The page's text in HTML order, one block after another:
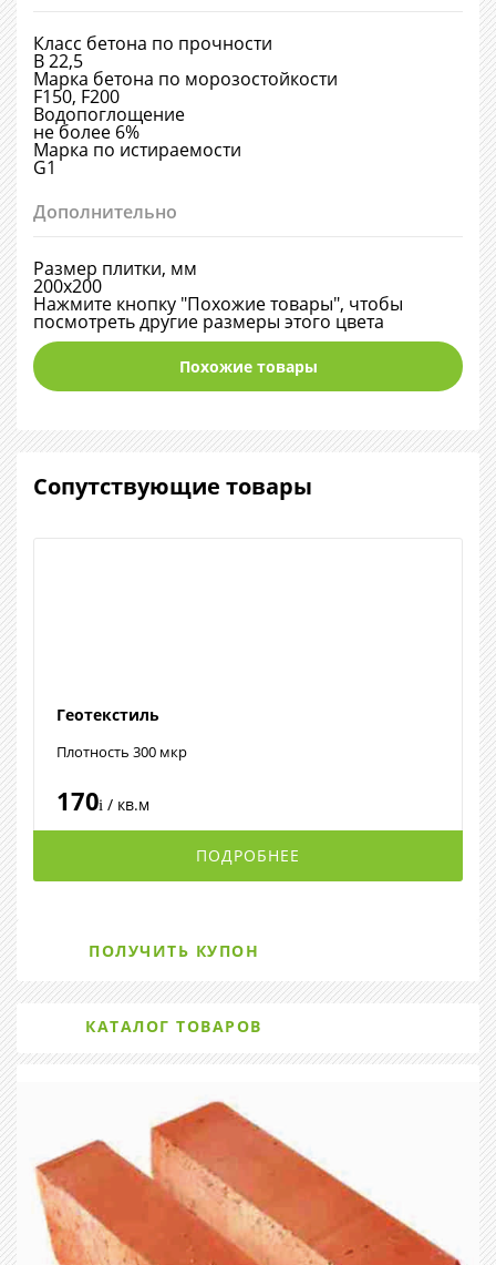
Класс бетона по прочности
В 22,5
Марка бетона по морозостойкости
F150, F200
Водопоглощение
не более 6%
Марка по истираемости
G1
Дополнительно
Размер плитки, мм
200х200
Нажмите кнопку "Похожие товары", чтобы
посмотреть другие размеры этого цвета
Похожие товары
Сопутствующие товары
Геотекстиль
Плотность 300 мкр
170i / кв.м
ПОДРОБНЕЕ
ПОЛУЧИТЬ КУПОН
КАТАЛОГ ТОВАРОВ